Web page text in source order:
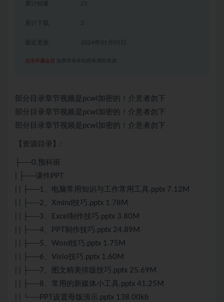
累计销量 25
累计下载 2
2024年01月01日
点击开通会员 免费享有本站所有课程资源
部分目录章节视频是pcwl加密的！介意者勿下
部分目录章节视频是pcwl加密的！介意者勿下
部分目录章节视频是pcwl加密的！介意者勿下
【资源目录】:
├──0.预科班
| ├──课件PPT
| | ├──1、电脑常用知识与工作常用工具.pptx 7.12M
| | ├──2、Xmind技巧.pptx 1.78M
| | ├──3、Excel制作技巧.pptx 3.80M
| | ├──4、PPT制作技巧.pptx 24.89M
| | ├──5、Word技巧.pptx 1.75M
| | ├──6、Visio技巧.pptx 1.60M
| | ├──7、图文精美排版技巧.pptx 25.69M
| | ├──8、常用的新媒体小工具.pptx 41.25M
| | └──PPT设置母版演示.pptx 138.00kb